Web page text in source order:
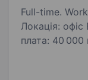
Full-time.
Локація: офіс
плата: 40 000